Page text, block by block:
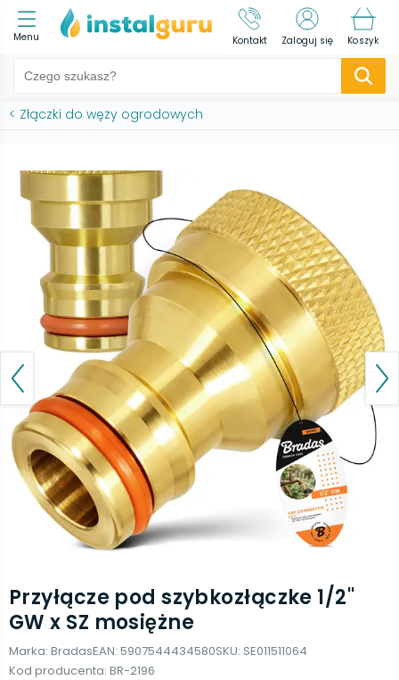
Menu Kontakt Zaloguj się Koszyk
< Złączki do węży ogrodowych
Przyłącze pod szybkozłączke 1/2''
GW x SZ mosiężne
Marka: BradasEAN: 5907544434580SKU: SE011511064
Kod producenta: BR-2196